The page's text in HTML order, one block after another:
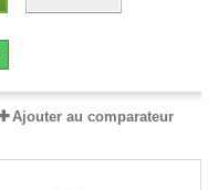
Ajouter au comparateur